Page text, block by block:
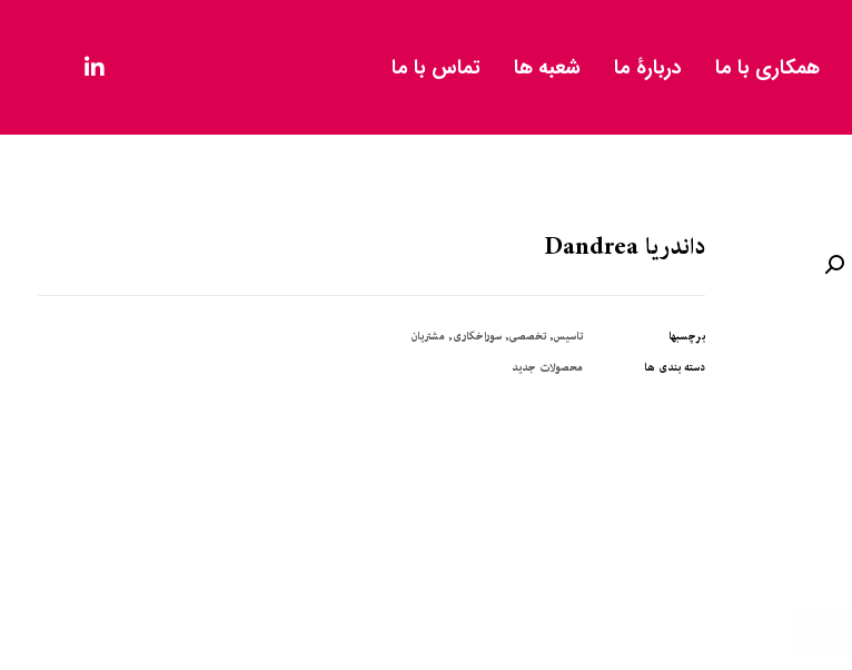
همکاری با ما دربارۀ ما شعبه ها تماس با ما
داندریا Dandrea
برچسبها تاسیس,تخصصی,سوراخکاری,مشتریان
دسته بندی ها
محصولات جدید